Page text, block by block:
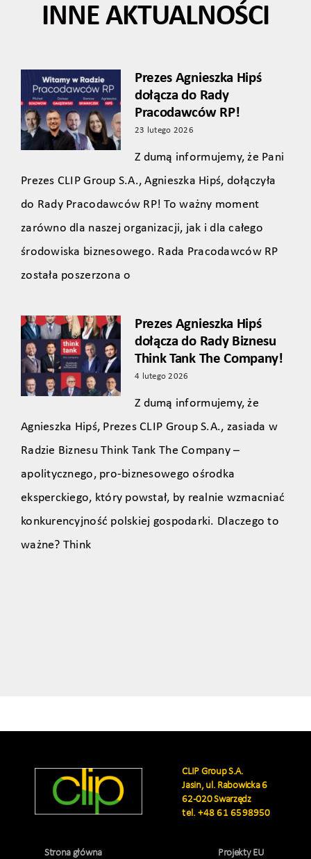
INNE AKTUALNOŚCI
Prezes Agnieszka Hipś
dołącza do Rady
Pracodawców RP!
23 lutego 2026
Z dumą informujemy, że Pani
Prezes CLIP Group S.A., Agnieszka Hipś, dołączyła
do Rady Pracodawców RP! To ważny moment
zarówno dla naszej organizacji, jak i dla całego
środowiska biznesowego. Rada Pracodawców RP
została poszerzona o
Prezes Agnieszka Hipś
dołącza do Rady Biznesu
Think Tank The Company!
4 lutego 2026
Z dumą informujemy, że
Agnieszka Hipś, Prezes CLIP Group S.A., zasiada w
Radzie Biznesu Think Tank The Company –
apolitycznego, pro‑biznesowego ośrodka
eksperckiego, który powstał, by realnie wzmacniać
konkurencyjność polskiej gospodarki. Dlaczego to
ważne? Think
CLIP Group S.A.
Jasin, ul. Rabowicka 6
62-020 Swarzędz
tel.+48 61 6598950
Strona główna Projekty EU